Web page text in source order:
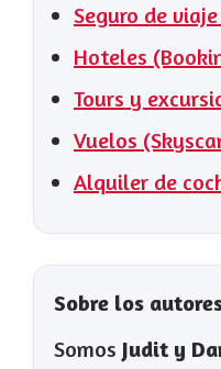
Seguro de viaje
Hoteles
Tours y
Vuelos
Alquiler de
Sobre los
Somos Judit y